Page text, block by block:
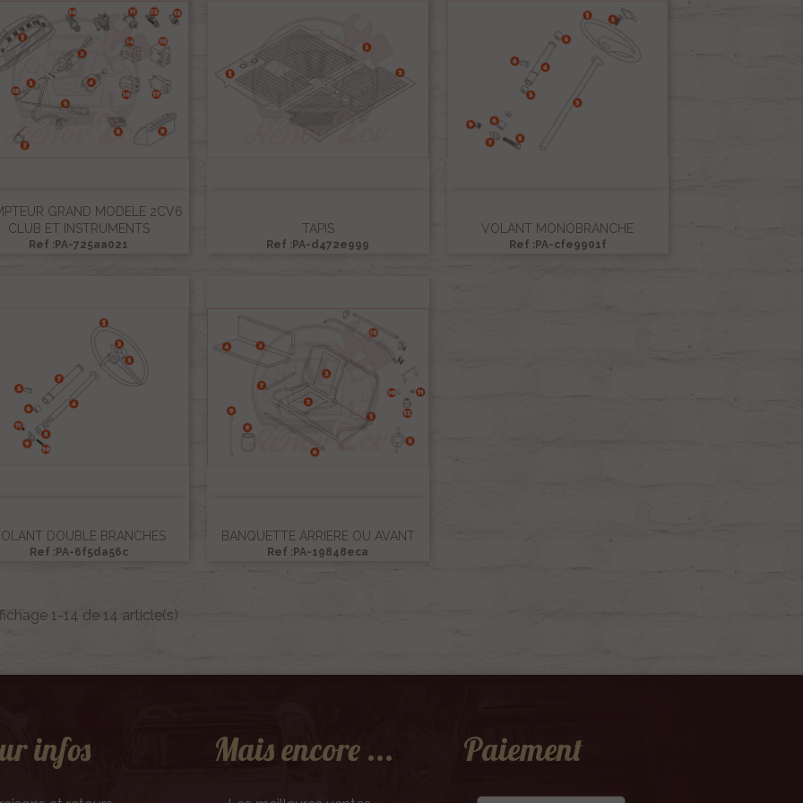
GRAND MODELE 2CV6
CLUB ET INSTRUMENTS
Ref :PA-725aa021
TAPIS
Ref :PA-d472e999
VOLANT MONOBRANCHE
Ref :PA-cfe9901f
DOUBLE BRANCHES
Ref :PA-6f5da56c
BANQUETTE ARRIERE OU AVANT
Ref :PA-19848eca
1-14 de 14 article(s)
infos Mais encore ... Paiement